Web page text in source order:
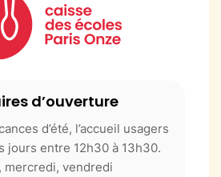
d’ouverture
d’été, l’accueil usagers
jours entre 12h30 à 13h30.
mercredi, vendredi